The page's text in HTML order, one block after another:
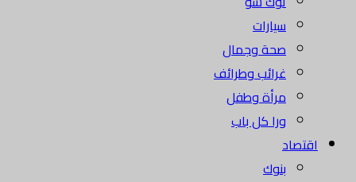
سيارات
صحة وجمال
غرائب وطرائف
مرأة وطفل
ورا كل باب
اقتصاد
بنوك